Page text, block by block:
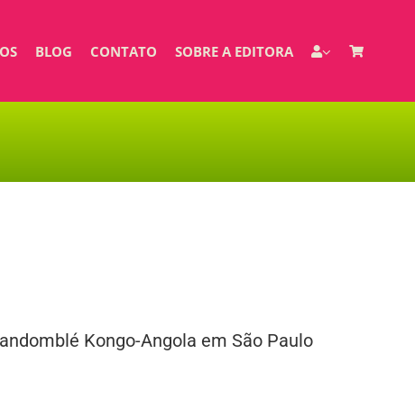
BLOG CONTATO SOBRE A EDITORA
Kongo-Angola em São Paulo